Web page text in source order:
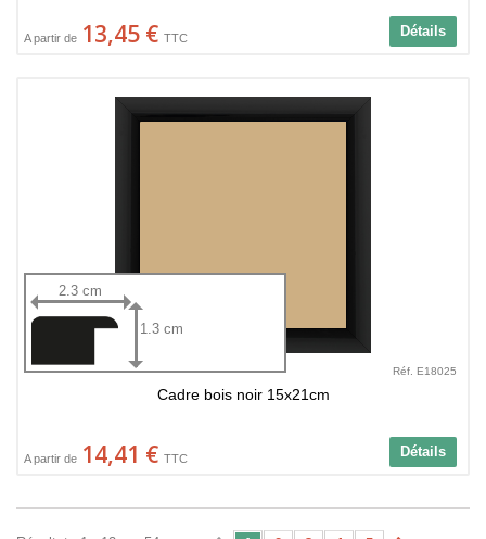
Détails
A partir de 13,45 € TTC
2.3 cm
1.3 cm
Réf. E18025
Cadre bois noir 15x21cm
Détails
A partir de 14,41 € TTC